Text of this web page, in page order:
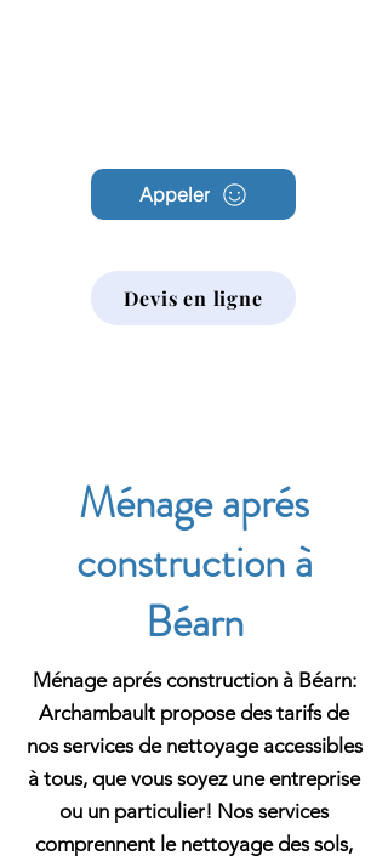
Appeler
Devis en ligne
Ménage aprés
construction à
Béarn
Ménage aprés construction à Béarn:
Archambault propose des tarifs de
nos services de nettoyage accessibles
à tous, que vous soyez une entreprise
ou un particulier! Nos services
comprennent le nettoyage des sols,